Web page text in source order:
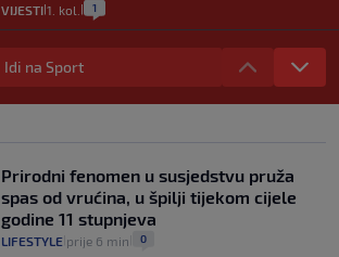
VIJESTI 1. kol. 1
Provjerili smo "što ćemo onda" ako
Plenković na 15 dana ukine mjere: "Ne bi
se dogodilo ništa. Vlada se zaljubila u te
intervencije"
Analitičar o Mostu: Oni su u yin-yang
poziciji i imaju drugog najpoznatijeg
bravara u povijesti Hrvatske
VIJESTI 16
Idi na Sport
Prirodni fenomen u susjedstvu pruža
spas od vrućina, u špilji tijekom cijele
godine 11 stupnjeva
LIFESTYLE prije 6 min 0